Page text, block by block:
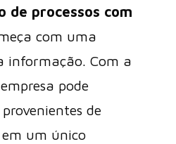
de processos com
com uma
informação. Com a
pode
de
um único